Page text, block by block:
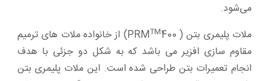
می‌شود.
ملات پلیمری بتن ( PRM
TM
400) از خانواده ملات های ترمیم
مقاوم سازی افزیر می باشد که به شکل دو جزئی با هدف
انجام تعمیرات بتن طراحی شده ‌است. این ملات پلیمری بتن